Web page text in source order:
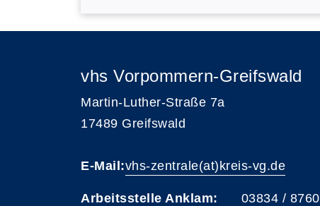
vhs Vorpommern-Greifswald
Martin-Luther-Straße 7a
17489 Greifswald
E-Mail:vhs-zentrale(at)kreis-vg.de
Arbeitsstelle Anklam: 03834 / 8760